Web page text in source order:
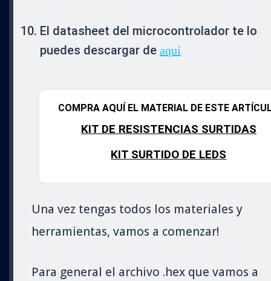
El datasheet del microcontrolador te lo
puedes descargar de aquí
COMPRA AQUÍ EL MATERIAL DE ESTE
KIT DE RESISTENCIAS SURTIDAS
KIT SURTIDO DE LEDS
Una vez tengas todos los materiales y
herramientas, vamos a comenzar!
Para general el archivo .hex que vamos a